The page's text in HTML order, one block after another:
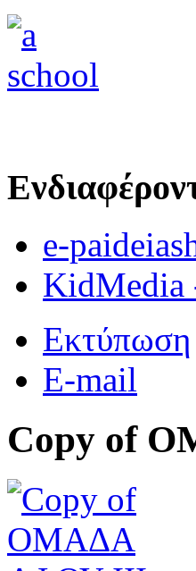
e-
KidMedia
Εκτύπωση
E-mail
Copy of